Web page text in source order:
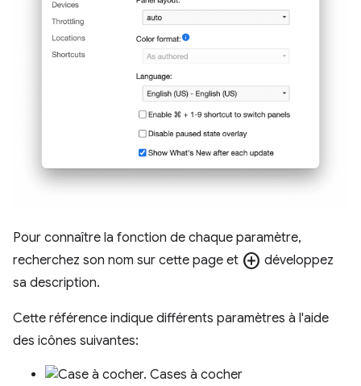
Pour connaître la fonction de chaque paramètre,
recherchez son nom sur cette page et add_circle développez
sa description.
Cette référence indique différents paramètres à l'aide
des icônes suivantes:
Cases à cocher